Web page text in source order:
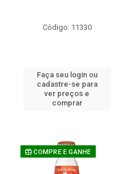
Código: 11330
Faça seu login ou
cadastre-se para
ver preços e
comprar
COMPRE E GANHE